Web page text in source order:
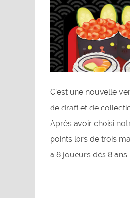
C’est une nouvelle
de draft et de
Après avoir choisi
points lors de trois
à 8 joueurs dès 8